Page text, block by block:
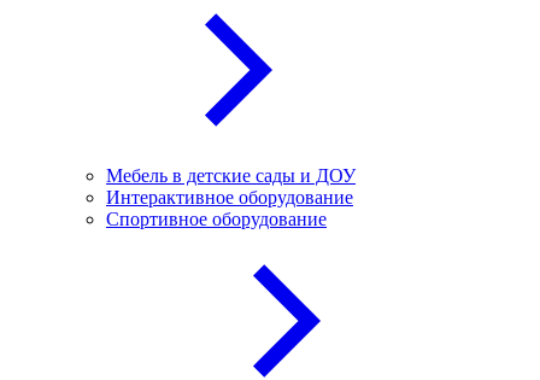
Мебель в детские сады и ДОУ
Интерактивное оборудование
Спортивное оборудование